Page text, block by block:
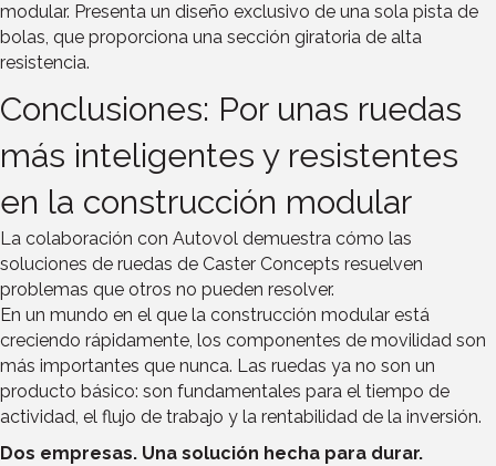
modular. Presenta un diseño exclusivo de una sola pista de
bolas, que proporciona una sección giratoria de alta
resistencia.
Conclusiones: Por unas ruedas
más inteligentes y resistentes
en la construcción modular
La colaboración con Autovol demuestra cómo las
soluciones de ruedas de Caster Concepts resuelven
problemas que otros no pueden resolver.
En un mundo en el que la construcción modular está
creciendo rápidamente, los componentes de movilidad son
más importantes que nunca. Las ruedas ya no son un
producto básico: son fundamentales para el tiempo de
actividad, el flujo de trabajo y la rentabilidad de la inversión.
Dos empresas. Una solución hecha para durar.